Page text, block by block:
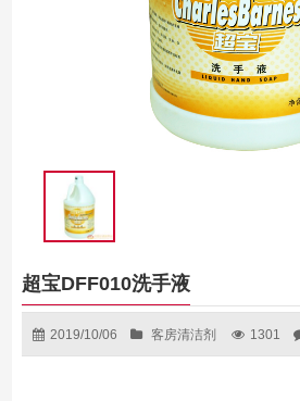
超宝DFF010洗手液
2019/10/06 客房清洁剂 1301